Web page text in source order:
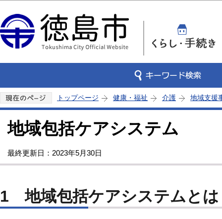
トップページ 健康・福祉 介護 地域支援
地域包括ケアシステム
最終更新日：2023年5月30日
1 地域包括ケアシステムとは